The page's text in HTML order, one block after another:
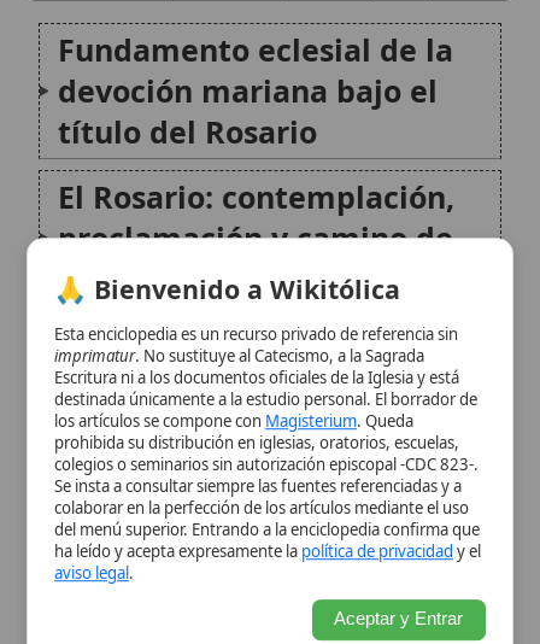
El Rosario: contemplación,
proclamación y camino de
asimilación
Basílicas y santuarios
dedicados a Nuestra Señora
del Rosario
El papel pastoral de los
santuarios del Rosario
Conclusión
Citas y referencias
Modificado el 29 de junio de 2026 •FideScore™ 7.27•Citar este
artículo•Paq. Scorm (LMS)•Sugerir mejora•Compartir artículo•
Imprimir artículo•Generar QR•Instalar aplicación
🙏 Bienvenido a Wikitólica
Esta enciclopedia es un recurso privado de referencia sin
Escritura ni a los documentos oficiales de la Iglesia y está
destinada únicamente a la estudio personal. El borrador de
los artículos se compone conMagisterium. Queda
colegios o seminarios sin autorización episcopal -CDC 823-.
Se insta a consultar siempre las fuentes referenciadas y a
del menú superior. Entrando a la enciclopedia confirma que
ha leído y acepta expresamente lapolítica de privacidady el
aviso legal
Aceptar y Entrar